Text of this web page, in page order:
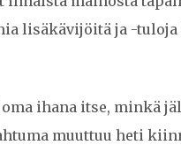
lisäkävijöitä ja -
ihana itse, minkä
muuttuu heti